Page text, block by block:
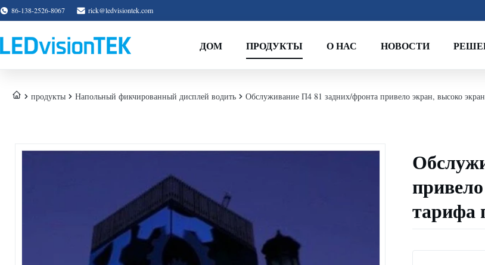
86-138-2526-8067 rick@ledvisiontek.com
ДОМ ПРОДУКТЫ О НАС НОВОСТИ
продукты Напольный фикчированный дисплей водить Обслуживание П4 81 задних/фронта привело экран, высоко
тарифа